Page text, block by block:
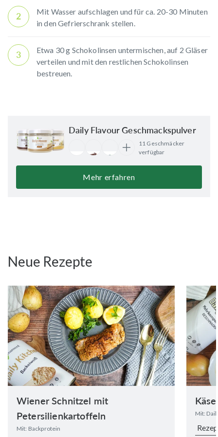
2
Mit Wasser aufschlagen und für ca. 20-30 Minuten
in den Gefrierschrank stellen.
3
Etwa 30 g Schokolinsen untermischen, auf 2 Gläser
verteilen und mit den restlichen Schokolinsen
bestreuen.
Daily Flavour Geschmackspulver
11 Geschmäcker
verfügbar
Mehr erfahren
Neue Rezepte
Wiener Schnitzel mit
Petersilienkartoffeln
Mit: Backprotein
Mit: